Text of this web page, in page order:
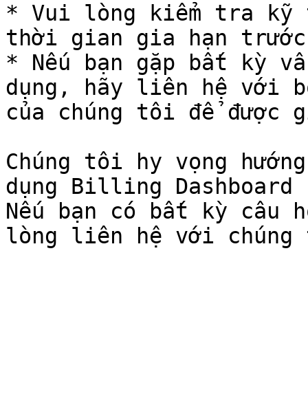
* Vui lòng kiểm tra kỹ
thời gian gia hạn
* Nếu bạn gặp bất kỳ
dụng, hãy liên hệ với
của chúng tôi để được
Chúng tôi hy vọng
dụng Billing Dashboard
Nếu bạn có bất kỳ câu